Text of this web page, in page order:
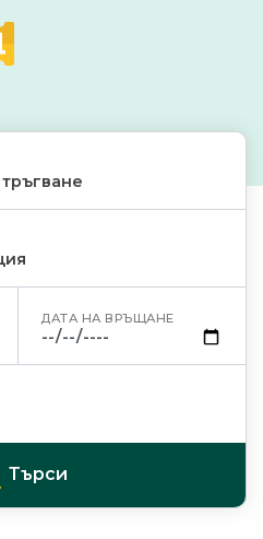
ДАТА НА ВРЪЩАНЕ
Търси